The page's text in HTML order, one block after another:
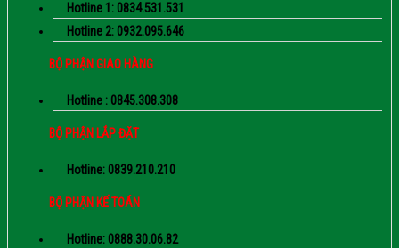
Hotline 1: 0834.531.531
Hotline 2: 0932.095.646
BỘ PHẬN GIAO HÀNG
Hotline : 0845.308.308
BỘ PHẬN LẮP ĐẶT
Hotline: 0839.210.210
BỘ PHẬN KẾ TOÁN
Hotline: 0888.30.06.82